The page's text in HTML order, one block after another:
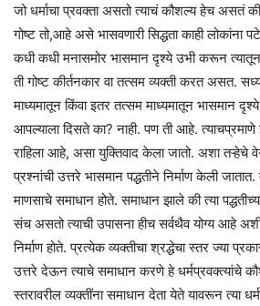
जो धर्माचा प्रवक्ता असतो त्याचं कौशल्य हेच असतं की
गोष्ट तो,आहे असे भासवणारी सिद्धता काही लोकांना
कधी कधी मनासमोर भासमान दृश्ये उभी करून त्यातून
ती गोष्ट कीर्तनकार वा तत्सम व्यक्ती करत असत.
माध्यमातून किंवा इतर तत्सम माध्यमातून भासमान
आपल्याला दिसते का? नाही. पण ती आहे.
राहिला आहे, असा युक्तिवाद केला जातो. अशा
प्रश्नांची उत्तरे भासमान पद्धतीने निर्माण केली जातात.
माणसाचे समाधान होते. समाधान झाले की त्या
संच असतो त्याची उपासना हीच सर्वथैव योग्य आहे अशी
निर्माण होते. प्रत्येक व्यक्तीचा श्रद्धेचा स्तर ज्या
उत्तरे देऊन त्याचे समाधान करणे हे धर्मप्रवक्त्यांचे
स्तरावरील व्यक्तींना समाधान देता येते यावरून त्या